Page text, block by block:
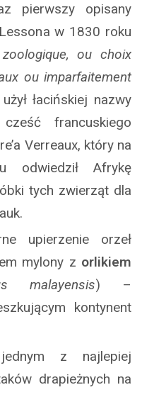
pierwszy opisany
w 1830 roku
zoologique, ou choix
ou imparfaitement
łacińskiej nazwy
francuskiego
Verreaux, który na
odwiedził Afrykę
tych zwierząt dla
upierzenie orzeł
mylony z orlikiem
malayensis) –
kontynent
z najlepiej
drapieżnych na